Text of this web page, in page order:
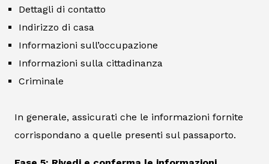
Dettagli di contatto
Indirizzo di casa
Informazioni sull’occupazione
Informazioni sulla cittadinanza
Criminale
In generale, assicurati che le informazioni fornite
corrispondano a quelle presenti sul passaporto.